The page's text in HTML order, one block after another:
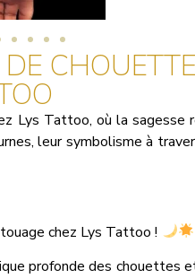
Tattoo, où la sagesse
leur symbolisme à
chez Lys Tattoo !
profonde des chouettes